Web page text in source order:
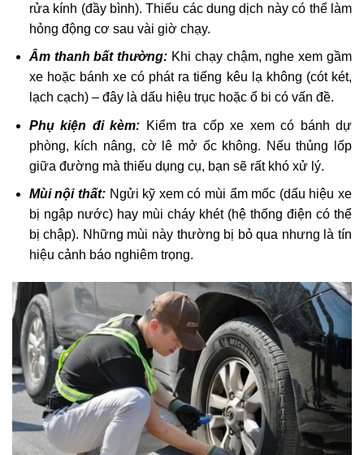
rửa kính (đầy bình). Thiếu các dung dịch này có thể làm
hỏng động cơ sau vài giờ chạy.
Âm thanh bất thường: Khi chạy chậm, nghe xem gầm
xe hoặc bánh xe có phát ra tiếng kêu lạ không (cót két,
lạch cạch) – đây là dấu hiệu trục hoặc ổ bi có vấn đề.
Phụ kiện đi kèm: Kiểm tra cốp xe xem có bánh dự
phòng, kích nâng, cờ lê mở ốc không. Nếu thủng lốp
giữa đường mà thiếu dụng cụ, bạn sẽ rất khó xử lý.
Mùi nội thất: Ngửi kỹ xem có mùi ẩm mốc (dấu hiệu xe
bị ngập nước) hay mùi cháy khét (hệ thống điện có thể
bị chập). Những mùi này thường bị bỏ qua nhưng là tín
hiệu cảnh báo nghiêm trọng.